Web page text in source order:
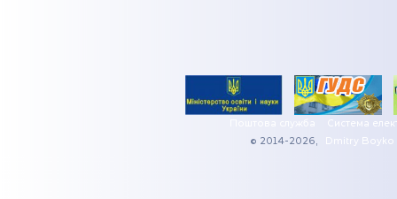
Поштова служба
Система
© 2014-2026,
Dmitry Boyko